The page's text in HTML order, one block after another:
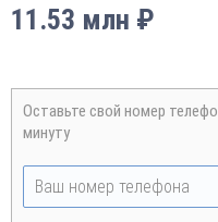
11.53 млн ₽
Оставьте свой номер
минуту